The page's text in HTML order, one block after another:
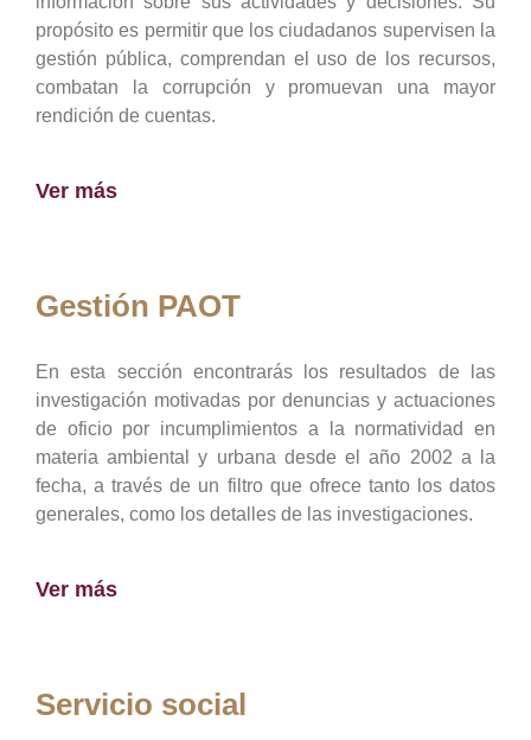
propósito es permitir que los ciudadanos supervisen la
gestión pública, comprendan el uso de los recursos,
combatan la corrupción y promuevan una mayor
rendición de cuentas.
Ver más
Gestión PAOT
En esta sección encontrarás los resultados de las
investigación motivadas por denuncias y actuaciones
de oficio por incumplimientos a la normatividad en
materia ambiental y urbana desde el año 2002 a la
fecha, a través de un filtro que ofrece tanto los datos
generales, como los detalles de las investigaciones.
Ver más
Servicio social